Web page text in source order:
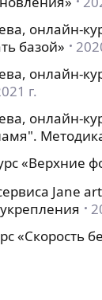
онлайн-
базой»
онлайн-
г.
онлайн-
«Верхние
Jane
«Скорость